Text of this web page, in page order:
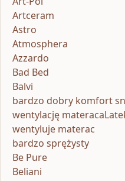
Artceram
Astro
Atmosphera
Azzardo
Bad Bed
Balvi
bardzo dobry komfort
wentylację
wentyluje materac
bardzo sprężysty
Be Pure
Beliani